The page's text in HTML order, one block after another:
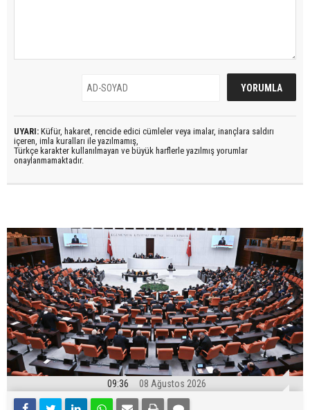
UYARI: Küfür, hakaret, rencide edici cümleler veya imalar, inançlara saldırı
içeren, imla kuralları ile yazılmamış,
Türkçe karakter kullanılmayan ve büyük harflerle yazılmış yorumlar
onaylanmamaktadır.
09:36 08 Ağustos 2026